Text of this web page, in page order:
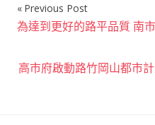
文
章
導
Previous Post
為達到更好的路平品質 南
高市府啟動路竹岡山都市